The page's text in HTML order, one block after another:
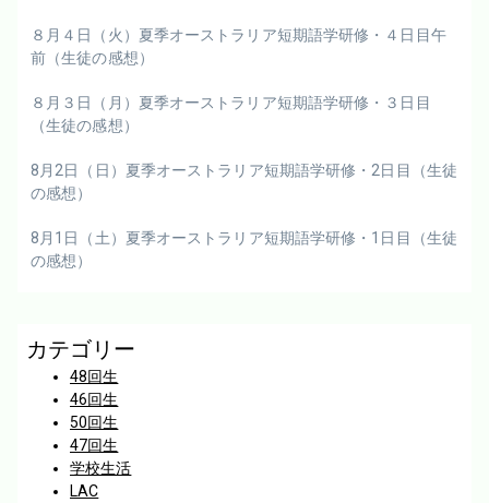
８月４日（火）夏季オーストラリア短期語学研修・４日目午
前（生徒の感想）
８月３日（月）夏季オーストラリア短期語学研修・３日目
（生徒の感想）
8月2日（日）夏季オーストラリア短期語学研修・2日目（生徒
の感想）
8月1日（土）夏季オーストラリア短期語学研修・1日目（生徒
の感想）
カテゴリー
48回生
46回生
50回生
47回生
学校生活
LAC